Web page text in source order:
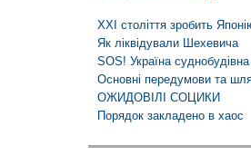
XXI століття зробить
Як ліквідували Шехевича
SOS! Україна
Основні передумови та
ОЖИДОВІЛІ СОЦИКИ
Порядок закладено в хаос